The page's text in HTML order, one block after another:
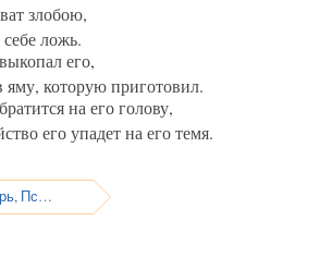
злобою,
ложь.
его,
яму, которую приготовил.
на его голову,
его упадет на его темя.
Псалтирь, Псалом 7